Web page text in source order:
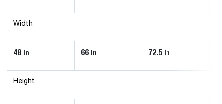
Width
48 in 66 in 72.5 in
Height